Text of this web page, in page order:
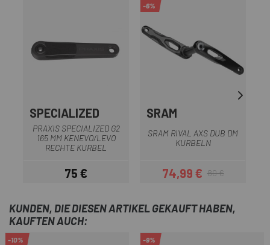
SPECIALIZED
PRAXIS SPECIALIZED G2
165 MM KENEVO/LEVO
RECHTE KURBEL
Preis
75 €
-6%
SRAM
SRAM RIVAL AXS DUB DM
KURBELN
Preis
74,99 €Regulärer Preis
80 €
KUNDEN, DIE DIESEN ARTIKEL GEKAUFT HABEN,
KAUFTEN AUCH:
-10% -9%